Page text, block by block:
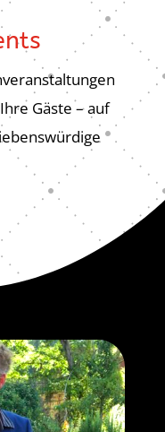
Gäste – auf